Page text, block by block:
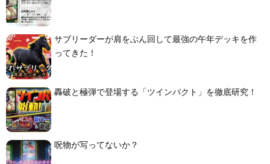
サブリーダーが肩をぶん回して最強の午年デッキを作
ってきた！
轟破と極弾で登場する「ツインパクト」を徹底研究！
呪物が写ってないか？